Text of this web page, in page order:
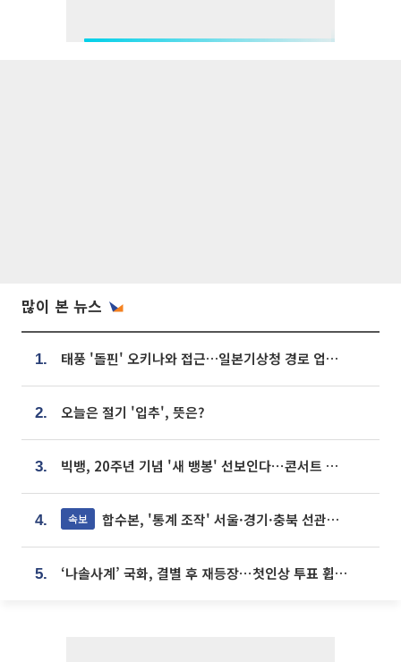
많이 본 뉴스
1. 태풍 '돌핀' 오키나와 접근…일본기상청 경로 업데이트
2. 오늘은 절기 '입추', 뜻은?
3. 빅뱅, 20주년 기념 '새 뱅봉' 선보인다⋯콘서트 앞두고 팝업 개최
4. 속보 합수본, '통계 조작' 서울·경기·충북 선관위 등 추가 압수수색
5. ‘나솔사계’ 국화, 결별 후 재등장⋯첫인상 투표 휩쓸고 ‘인기녀’ 등극